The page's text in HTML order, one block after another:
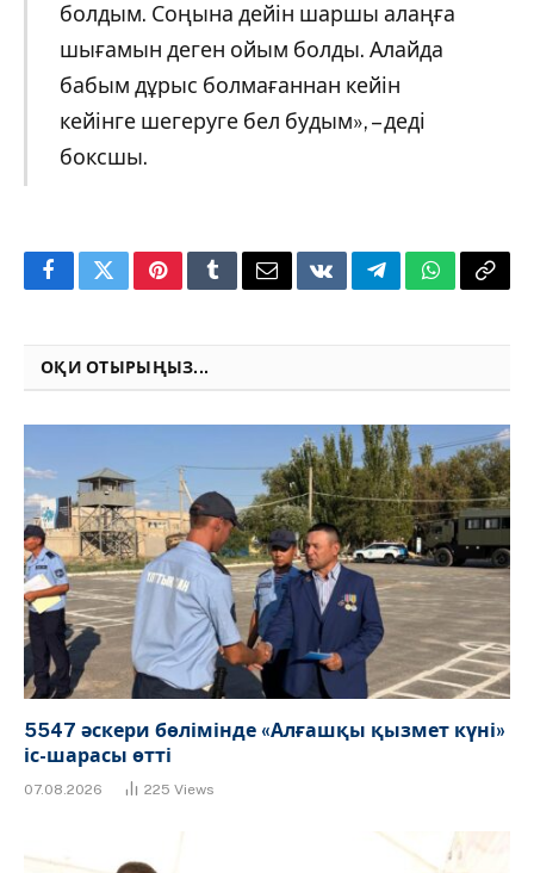
болдым. Соңына дейін шаршы алаңға
шығамын деген ойым болды. Алайда
бабым дұрыс болмағаннан кейін
кейінге шегеруге бел будым», – деді
боксшы.
FacebookTwitterPinterestTumblrEmailVKontakteTelegramWhatsApp
Copy
ОҚИ ОТЫРЫҢЫЗ...
5547 әскери бөлімінде «Алғашқы қызмет күні»
іс-шарасы өтті
07.08.2026 225 Views